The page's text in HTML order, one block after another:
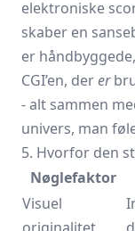
elektroniske
skaber en
er
CGI’en, derer
- alt sammen
univers, man
5. Hvorfor den
Nøglefaktor
Visuel